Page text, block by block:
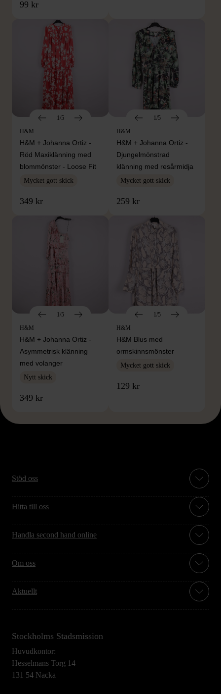
99 kr
1/5
H&M
H&M + Johanna Ortiz -
Röd Maxiklänning med
blommönster - Loose Fit
Mycket gott skick
349 kr
1/5
H&M
H&M + Johanna Ortiz -
Djungelmönstrad
klänning med resårmidja
Mycket gott skick
259 kr
1/5
H&M
H&M + Johanna Ortiz -
Asymmetrisk klänning
med volanger
Nytt skick
349 kr
1/5
H&M
H&M Blus med
ormskinnsmönster
Mycket gott skick
129 kr
Stöd oss
Hitta till oss
Handla second hand online
Om oss
Aktuellt
Stockholms Stadsmission
Huvudkontor:
Hesselmans Torg 14
131 54 Nacka